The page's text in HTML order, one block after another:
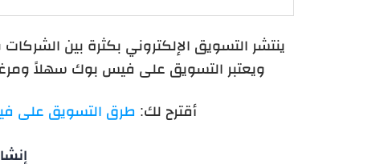
ينتشر التسويق الإلكتروني بكثرة بين الشركات
ويعتبر التسويق على فيس بوك سهلاً
أقترح لك: طرق التسويق على فيس بوك | 5 أفكار